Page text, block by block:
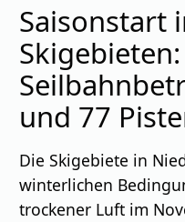
Saisonstart
und 77
Die Skigebiete in
winterlichen
trockener Luft im